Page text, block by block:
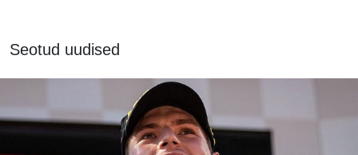
Seotud uudised